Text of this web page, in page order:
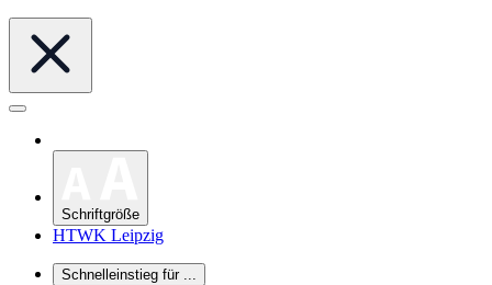
Schriftgröße
HTWK Leipzig
Schnelleinstieg für ...